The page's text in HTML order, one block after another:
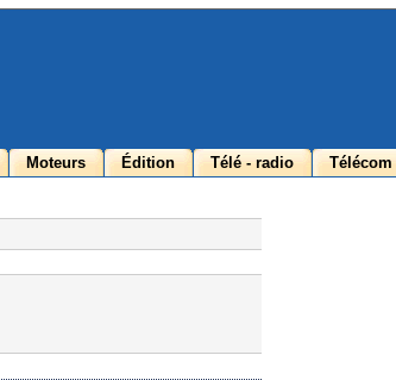
Moteurs Édition Télé - radio Télécom